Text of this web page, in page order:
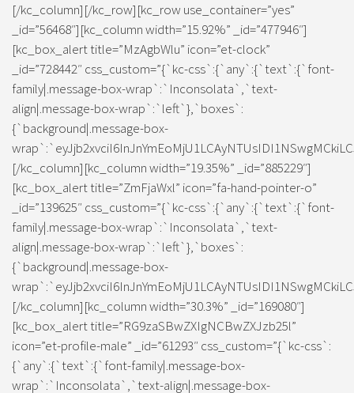
[/kc_column][/kc_row][kc_row use_container=”yes”
_id=”56468″][kc_column width=”15.92%” _id=”477946″]
[kc_box_alert title=”MzAgbWlu” icon=”et-clock”
_id=”728442″ css_custom=”{`kc-css`:{`any`:{`text`:{`font-
family|.message-box-wrap`:`Inconsolata`,`text-
align|.message-box-wrap`:`left`},`boxes`:
{`background|.message-box-
[/kc_column][kc_column width=”19.35%” _id=”885229″]
[kc_box_alert title=”ZmFjaWxl” icon=”fa-hand-pointer-o”
_id=”139625″ css_custom=”{`kc-css`:{`any`:{`text`:{`font-
family|.message-box-wrap`:`Inconsolata`,`text-
align|.message-box-wrap`:`left`},`boxes`:
{`background|.message-box-
[/kc_column][kc_column width=”30.3%” _id=”169080″]
[kc_box_alert title=”RG9zaSBwZXIgNCBwZXJzb25l”
icon=”et-profile-male” _id=”61293″ css_custom=”{`kc-css`:
{`any`:{`text`:{`font-family|.message-box-
wrap`:`Inconsolata`,`text-align|.message-box-